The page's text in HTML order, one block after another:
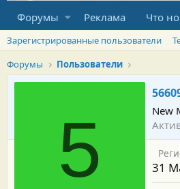
Форумы Реклама Что
Зарегистрированные пользователи
Форумы
Пользователи
5 New
31